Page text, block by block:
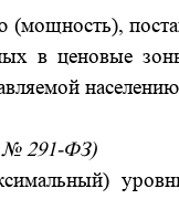
(мощность),
в ценовые
№ 291-ФЗ)